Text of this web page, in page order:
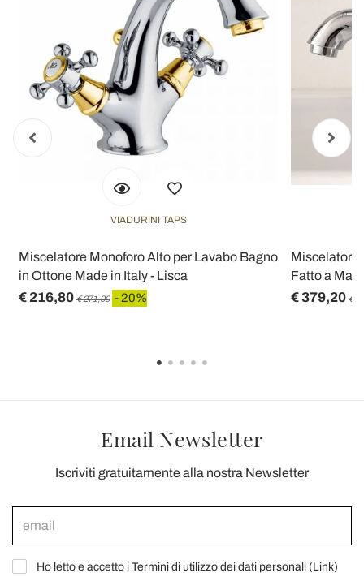
VIADURINI TAPS
Miscelatore Monoforo Alto per Lavabo Bagno
in Ottone Made in Italy - Lisca
€ 216,80 € 271,00 - 20%
Miscelatore
Fatto a
€ 379,20 €
Email Newsletter
Iscriviti gratuitamente alla nostra Newsletter
Ho letto e accetto i Termini di utilizzo dei dati personali (Link)